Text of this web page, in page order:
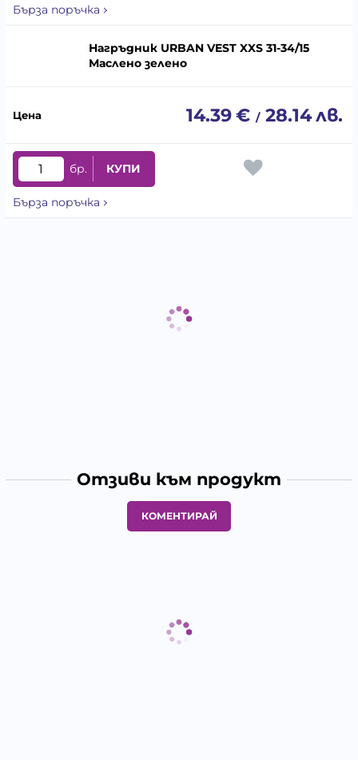
Бърза поръчка
Нагръдник URBAN VEST XXS 31-34/15
Маслено зелено
14.39€ / 28.14лв.
бр. КУПИ
Бърза поръчка
Отзиви към продукт
КОМЕНТИРАЙ